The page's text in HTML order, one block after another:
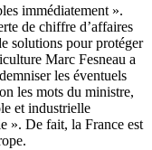
immédiatement ».
de chiffre d’affaires
solutions pour protéger
Marc Fesneau a
les éventuels
les mots du ministre,
et industrielle
». De fait, la France est